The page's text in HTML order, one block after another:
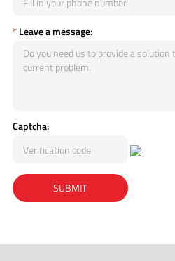
*Leave a message:
Captcha: